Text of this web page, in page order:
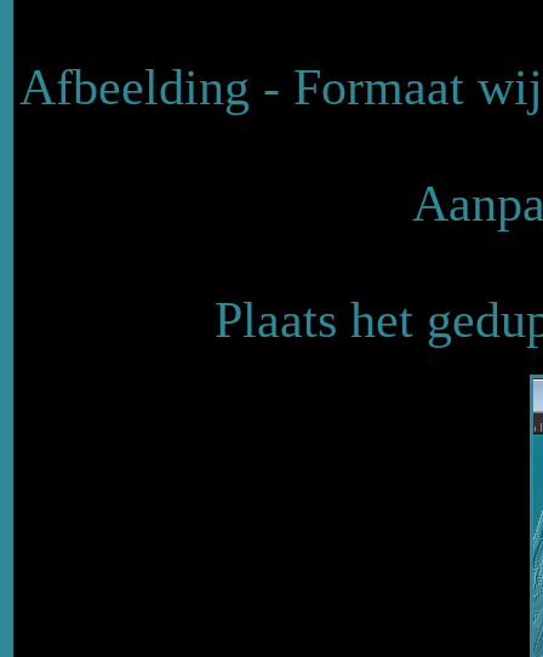
Afbeelding - Formaat
Plaats het